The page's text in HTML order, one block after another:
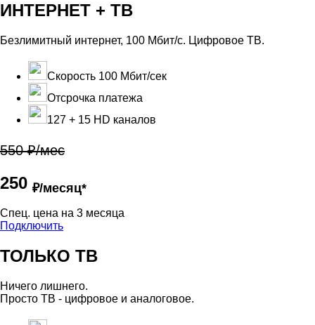
ИНТЕРНЕТ + ТВ
Безлимитный интернет, 100 Мбит/с. Цифровое ТВ.
Скорость 100 Мбит/сек
Отсрочка платежа
127 + 15 HD каналов
550 ₽/мес
250 ₽/месяц*
Cпец. цена на 3 месяца
Подключить
ТОЛЬКО ТВ
Ничего лишнего.
Просто ТВ - цифровое и аналоговое.